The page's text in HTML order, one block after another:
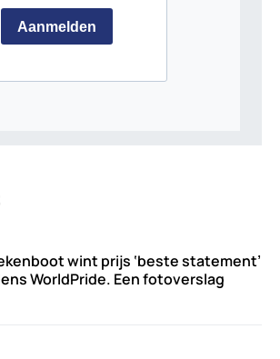
wint prijs ‘beste statement’
WorldPride. Een fotoverslag